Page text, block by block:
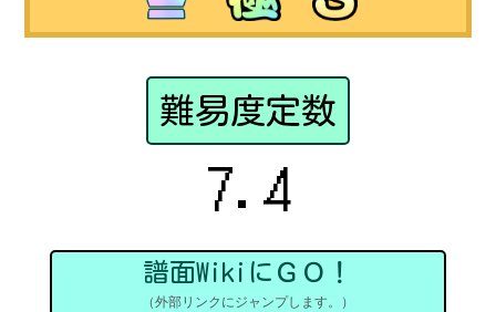
難易度定数
7.4
譜面WikiにＧＯ！
（外部リンクにジャンプします。）